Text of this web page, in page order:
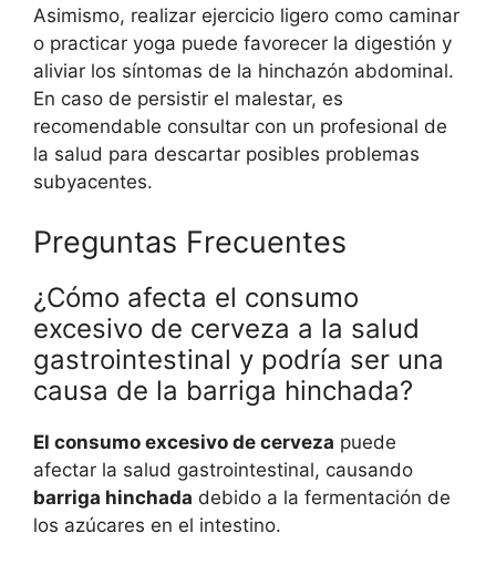
Asimismo, realizar ejercicio ligero como caminar
o practicar yoga puede favorecer la digestión y
aliviar los síntomas de la hinchazón abdominal.
En caso de persistir el malestar, es
recomendable consultar con un profesional de
la salud para descartar posibles problemas
subyacentes.
Preguntas Frecuentes
¿Cómo afecta el consumo
excesivo de cerveza a la salud
gastrointestinal y podría ser una
causa de la barriga hinchada?
El consumo excesivo de cerveza puede
afectar la salud gastrointestinal, causando
barriga hinchada debido a la fermentación de
los azúcares en el intestino.